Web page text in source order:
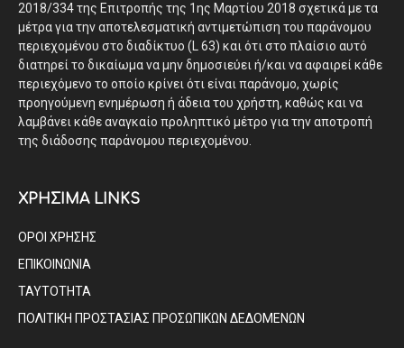
2018/334 της Επιτροπής της 1ης Μαρτίου 2018 σχετικά με τα
μέτρα για την αποτελεσματική αντιμετώπιση του παράνομου
περιεχομένου στο διαδίκτυο (L 63) και ότι στο πλαίσιο αυτό
διατηρεί το δικαίωμα να μην δημοσιεύει ή/και να αφαιρεί κάθε
περιεχόμενο το οποίο κρίνει ότι είναι παράνομο, χωρίς
προηγούμενη ενημέρωση ή άδεια του χρήστη, καθώς και να
λαμβάνει κάθε αναγκαίο προληπτικό μέτρο για την αποτροπή
της διάδοσης παράνομου περιεχομένου.
ΧΡΗΣΙΜΑ LINKS
ΟΡΟΙ ΧΡΗΣΗΣ
ΕΠΙΚΟΙΝΩΝΙΑ
ΤΑΥΤΟΤΗΤΑ
ΠΟΛΙΤΙΚΗ ΠΡΟΣΤΑΣΙΑΣ ΠΡΟΣΩΠΙΚΩΝ ΔΕΔΟΜΕΝΩΝ